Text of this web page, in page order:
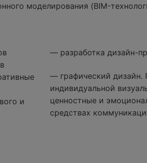
моделирования (BIM-
и
— разработка дизайн-
— графический дизайн.
индивидуальной
ценностные и
средствах